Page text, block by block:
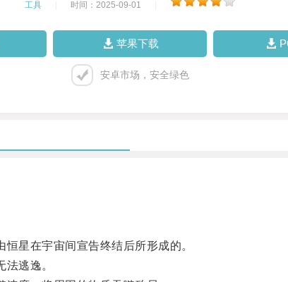
工具 时间：2025-09-01
苹果下载
安卓市场，安全绿色
星在宇宙间宣告终结后所形成的。
逃逸。